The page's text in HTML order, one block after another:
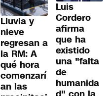
Lluvia y
nieve
regresan a
la RM: A
qué hora
comenzarí
an las
Luis
Cordero
afirma
que ha
existido
una "falta
de
humanida